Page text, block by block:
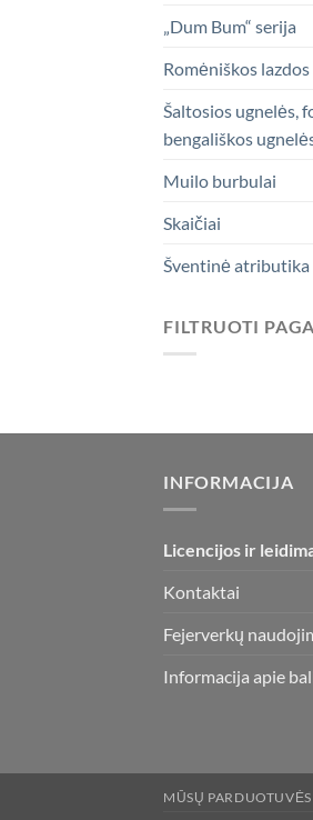
„Dum Bum“ serija
Romėniškos lazdos
Šaltosios ugnelės,
bengališkos
Muilo burbulai
Skaičiai
Šventinė atributika
FILTRUOTI
INFORMACIJA
Licencijos ir
Kontaktai
Fejerverkų
Informacija apie
MŪSŲ PARDUOTUVĖS